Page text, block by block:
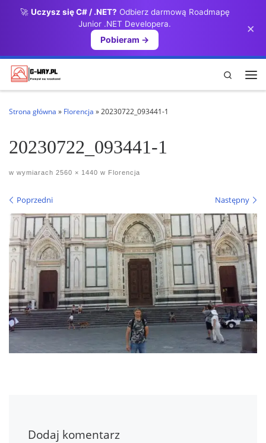
🚀 Uczysz się C# / .NET? Odbierz darmową Roadmapę
Junior .NET Developera.
Pobieram →
×
Przejdź do treści
Search
Strona główna » Florencja »20230722_093441-1
20230722_093441-1
w wymiarach 2560 × 1440 w Florencja
Nawigacja po obrazach
Poprzedni Następny
Dodaj komentarz